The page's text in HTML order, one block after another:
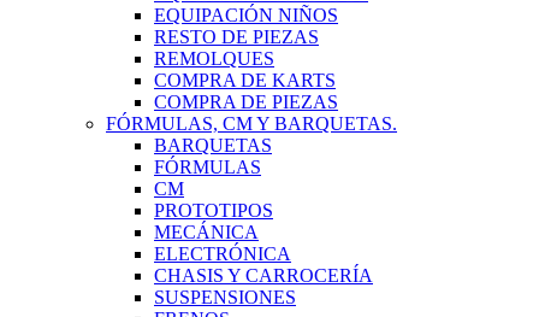
EQUIPACIÓN NIÑOS
RESTO DE PIEZAS
REMOLQUES
COMPRA DE KARTS
COMPRA DE PIEZAS
FÓRMULAS, CM Y BARQUETAS.
BARQUETAS
FÓRMULAS
CM
PROTOTIPOS
MECÁNICA
ELECTRÓNICA
CHASIS Y CARROCERÍA
SUSPENSIONES